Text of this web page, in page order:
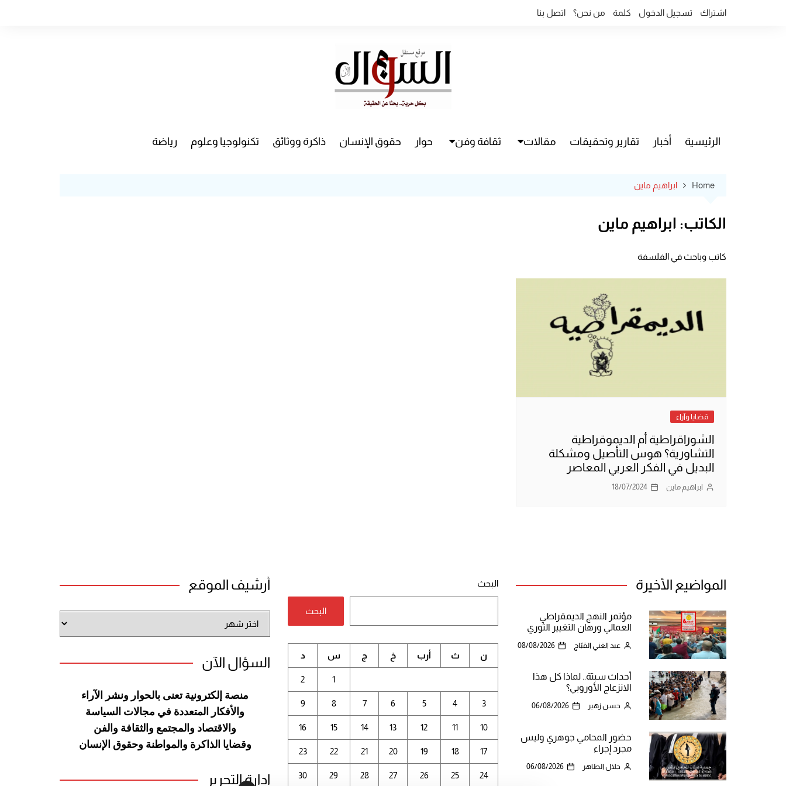
اشتراك تسجيل الدخول كلمة من نحن؟ اتصل بنا
الرئيسية أخبار تقارير وتحقيقات مقالات ثقافة وفن حوار حقوق الإنسان ذاكرة ووثائق تكنولوجيا وعلوم رياضة
Home ابراهيم ماين
الكاتب: ابراهيم ماين
كاتب وباحث في الفلسفة
قضايا وآراء
الشوراقراطية أم الديموقراطية
التشاورية؟ هوس التأصيل ومشكلة
البديل في الفكر العربي المعاصر
ابراهيم ماين 18/07/2024
المواضيع الأخيرة
مؤتمر النهج الديمقراطي
العمالي ورهان التغيير الثوري
عبد الغني القبّاج 08/08/2026
أحداث سبتة.. لماذا كل هذا
الانزعاج الأوروبي؟
حسن زهير 06/08/2026
حضور المحامي جوهري وليس
مجرد إجراء
جلال الطاهر 06/08/2026
البحث
البحث
ن ث أرب خ ج س د
1
2
3
4
5
6
7
8
9
10
11
12
13
14
15
16
17
18
19
20
21
22
23
24
25
26
27
28
29
30
أرشيف الموقع
الموقع
السؤال الآن
منصة إلكترونية تعنى بالحوار ونشر
الآراء
والأفكار المتعددة في مجالات السياسة
والاقتصاد والمجتمع والثقافة والفن
وقضايا الذاكرة والمواطنة وحقوق الإنسان
إدارة التحرير